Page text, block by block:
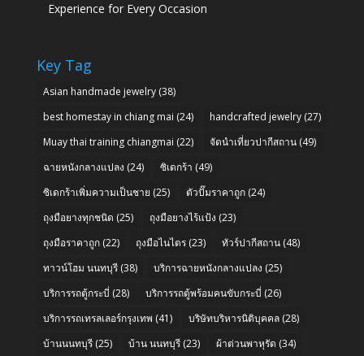
Experience for Every Occasion
Key Tag
Asian handmade jewelry(38)
best homestay in chiang mai (24) handcrafted jewelry(27)
Muay thai training chiangmai (22) จัดนำเที่ยวปากีสถาน(49)
ฉายหนังกลางแปลง (24) ซิเดกร้า (49)
ซิเดกร้าเพิ่มความเป็นชาย (25) ตัวปั๊มราคาถูก(24)
ถุงมือยางทุกชนิด (25) ถุงมือยางไร้แป้ง (23)
ถุงมือราคาถูก(22) ถุงมือไนไตร(23) ทัวร์ปากีสถาน(48)
ทาวน์โฮม นนทบุรี(38) บริการฉายหนังกลางแปลง (25)
บริการรถตู้กระบี่ (28) บริการรถตู้พร้อมคนขับกระบี่ (26)
บริการรถเทรลเลอร์กรุงเทพ (41) บริษัทบริหารนิติบุคคล(28)
บ้านนนทบุรี(25) บ้าน นนทบุรี(23) ผ้าต่วนพาหุรัด (34)